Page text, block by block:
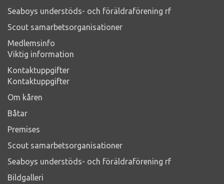
Seaboys understöds- och föräldraförening rf
Scout samarbetsorganisationer
Medlemsinfo
Viktig information
Kontaktuppgifter
Kontaktuppgifter
Om kåren
Båtar
Premises
Scout samarbetsorganisationer
Seaboys understöds- och föräldraförening rf
Bildgalleri